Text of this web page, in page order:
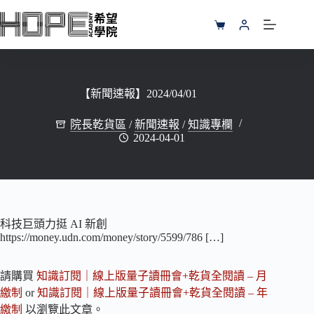
至
購
物
【新聞速報】2024/04/01
院長乾貨區 /新聞速報 /知識專欄
2024-04-01
科技巨頭力挺 AI 新創
https://money.udn.com/money/story/5599/786 […]
請購買 知識訂閱｜線上版量子讀冊會+乾貨全閱讀 – 月
繳制 or知識訂閱｜線上版量子讀冊會+乾貨全閱讀 – 年
繳制 以瀏覽此文章。